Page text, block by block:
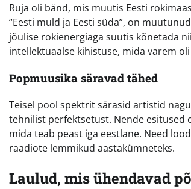
Ruja oli bänd, mis muutis Eesti
“Eesti muld ja Eesti süda”, on
jõulise rokienergiaga suutis kõnetada
intellektuaalse kihistuse, mida varem
Popmuusika säravad tähed
Teisel pool spektrit särasid artistid
tehnilist perfektsetust. Nende esitused
mida teab peast iga eestlane. Need
raadiote lemmikud aastakümneteks.
Laulud, mis ühendavad